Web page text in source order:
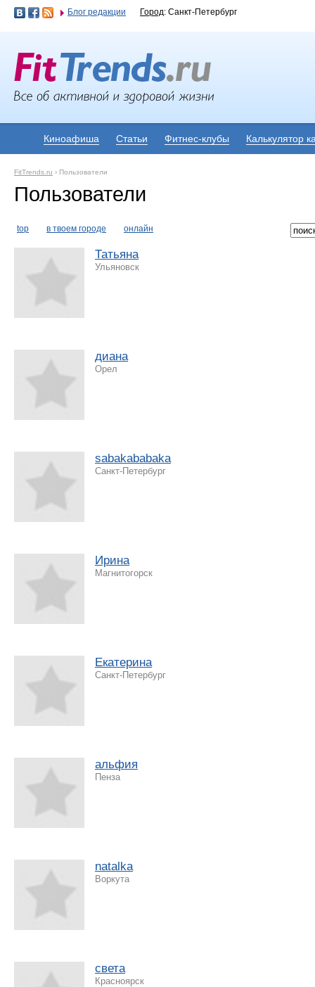
Блог редакции Город: Санкт-Петербург
Киноафиша Статьи Фитнес-клубы Калькулятор
FitTrends.ru › Пользователи
Пользователи
top в твоем городе онлайн
Татьяна
Ульяновск
диана
Орел
sabakababaka
Санкт-Петербург
Ирина
Магнитогорск
Екатерина
Санкт-Петербург
альфия
Пенза
natalka
Воркута
света
Красноярск